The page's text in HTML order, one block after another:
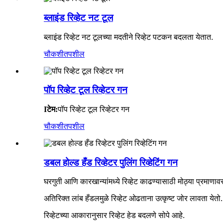
ब्लाइंड रिव्हेट नट टूल
ब्लाइंड रिव्हेट नट टूलच्या मदतीने रिव्हेट पटकन बदलता येतात.
चौकशीतपशील
पॉप रिव्हेट टूल रिव्हेटर गन
Iटेम:पॉप रिव्हेट टूल रिव्हेटर गन
चौकशीतपशील
डबल होल्ड हँड रिव्हेटर पुलिंग रिव्हेटिंग गन
घरगुती आणि कारखान्यांमध्ये रिव्हेट काढण्यासाठी मोठ्या
अतिरिक्त लांब हँडलमुळे रिव्हेट ओढताना उत्कृष्ट जोर लावता येतो.
रिव्हेटच्या आकारानुसार रिव्हेट हेड बदलणे सोपे आहे.